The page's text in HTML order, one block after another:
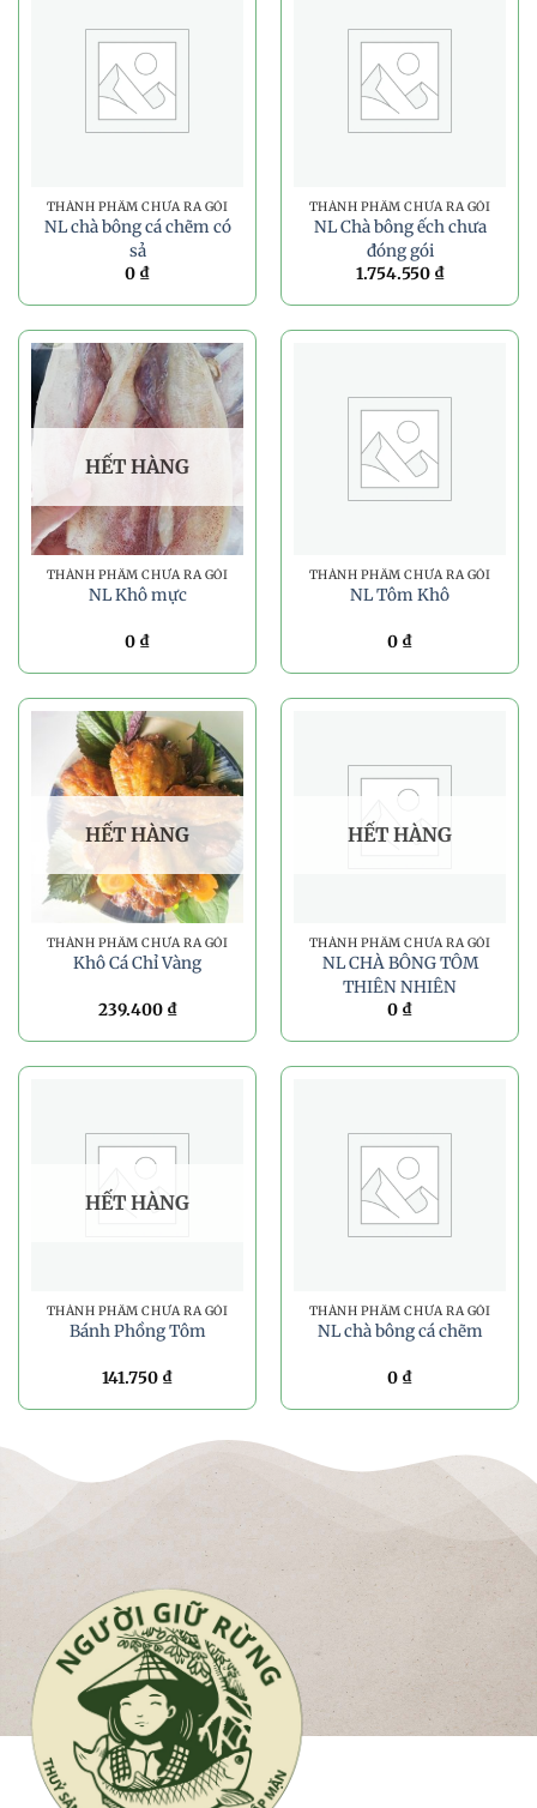
THÀNH PHẨM CHƯA RA GÓI
NL chà bông cá chẽm có
sả
0 ₫
THÀNH PHẨM CHƯA RA GÓI
NL Chà bông ếch chưa
đóng gói
1.754.550 ₫
HẾT HÀNG
THÀNH PHẨM CHƯA RA GÓI
NL Khô mực
0 ₫
THÀNH PHẨM CHƯA RA GÓI
NL Tôm Khô
0 ₫
HẾT HÀNG
THÀNH PHẨM CHƯA RA GÓI
Khô Cá Chỉ Vàng
239.400 ₫
HẾT HÀNG
THÀNH PHẨM CHƯA RA GÓI
NL CHÀ BÔNG TÔM
THIÊN NHIÊN
0 ₫
HẾT HÀNG
THÀNH PHẨM CHƯA RA GÓI
Bánh Phồng Tôm
141.750 ₫
THÀNH PHẨM CHƯA RA GÓI
NL chà bông cá chẽm
0 ₫